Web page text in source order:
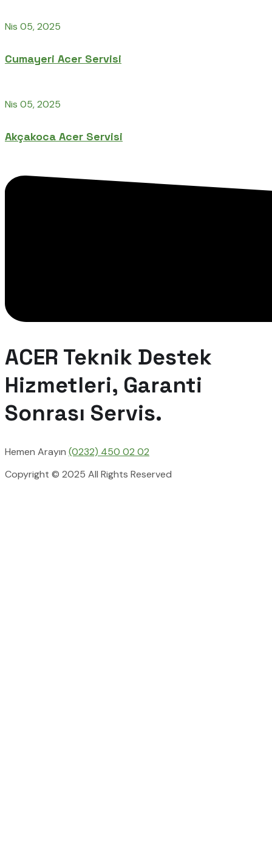
Nis 05, 2025
Cumayeri Acer Servisi
Nis 05, 2025
Akçakoca Acer Servisi
ACER Teknik Destek
Hizmetleri, Garanti
Sonrası Servis.
Hemen Arayın (0232) 450 02 02
Copyright © 2025 All Rights Reserved